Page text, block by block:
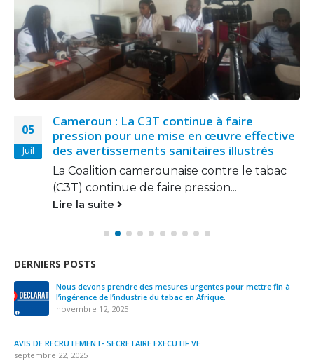
05
Juil
Cameroun : La C3T continue à faire
pression pour une mise en œuvre effective
des avertissements sanitaires illustrés
La Coalition camerounaise contre le tabac
(C3T) continue de faire pression...
Lire la suite
DERNIERS POSTS
Nous devons prendre des mesures urgentes pour mettre fin à
l’ingérence de l’industrie du tabac en Afrique.
novembre 12, 2025
AVIS DE RECRUTEMENT- SECRETAIRE EXECUTIF.VE
septembre 22, 2025